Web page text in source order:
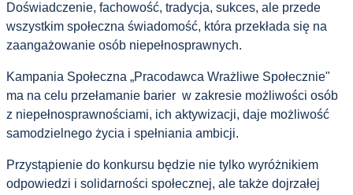
Doświadczenie, fachowość, tradycja, sukces, ale przede
wszystkim społeczna świadomość, która przekłada się na
zaangażowanie osób niepełnosprawnych.
Kampania Społeczna „Pracodawca Wrażliwe Społecznie"
ma na celu przełamanie barier w zakresie możliwości osób
z niepełnosprawnościami, ich aktywizacji, daje możliwość
samodzielnego życia i spełniania ambicji.
Przystąpienie do konkursu będzie nie tylko wyróżnikiem
odpowiedzi i solidarności społecznej, ale także dojrzałej